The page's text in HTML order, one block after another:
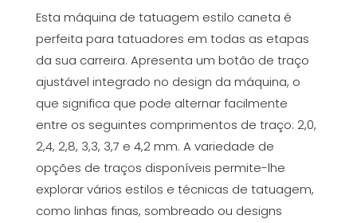
Esta máquina de tatuagem estilo caneta é
perfeita para tatuadores em todas as etapas
da sua carreira. Apresenta um botão de traço
ajustável integrado no design da máquina, o
que significa que pode alternar facilmente
entre os seguintes comprimentos de traço: 2,0,
2,4, 2,8, 3,3, 3,7 e 4,2 mm. A variedade de
opções de traços disponíveis permite-lhe
explorar vários estilos e técnicas de tatuagem,
como linhas finas, sombreado ou designs